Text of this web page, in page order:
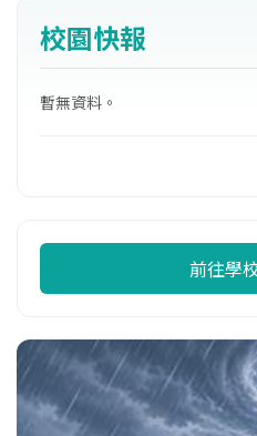
長，3月30日通過立案申
用魏耀揮教授為首任校
招生。2025年8月起，更
校園快報
暫無資料。
前往學